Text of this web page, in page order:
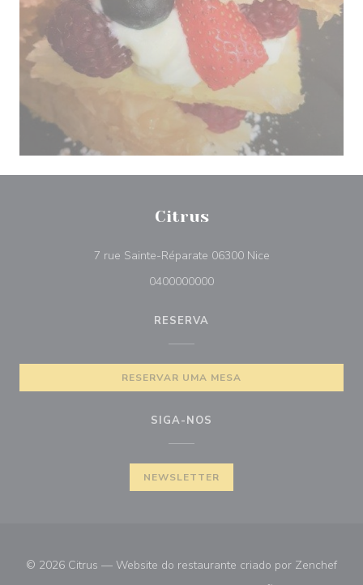
Citrus
7 rue Sainte-Réparate 06300 Nice((abre numa nova
0400000000
RESERVA
RESERVAR UMA MESA
SIGA-NOS
NEWSLETTER
© 2026 Citrus — Website do restaurante criado por Zenchef